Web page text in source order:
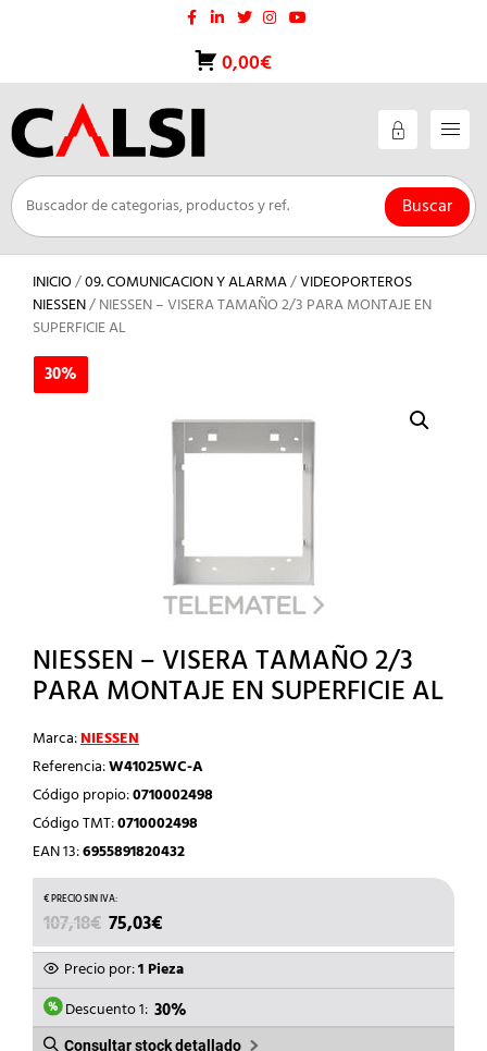
0,00€
Buscar
INICIO/09. COMUNICACION Y ALARMA/VIDEOPORTEROS
NIESSEN/ NIESSEN – VISERA TAMAÑO 2/3 PARA MONTAJE EN
SUPERFICIE AL
30%
NIESSEN – VISERA TAMAÑO 2/3
PARA MONTAJE EN SUPERFICIE AL
Marca:NIESSEN
Referencia:W41025WC-A
Código propio:0710002498
Código TMT:0710002498
EAN 13:6955891820432
107,18€ EL
PRECIO
ORIGINAL
ERA:
107,18€.
75,03€
PRECIO
ACTUAL
ES:
75,03€.
Precio por:1 Pieza
Descuento 1: 30%
Consultar stock detallado
30%